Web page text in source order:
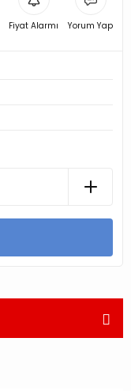
Fiyat Alarmı Yorum Yap